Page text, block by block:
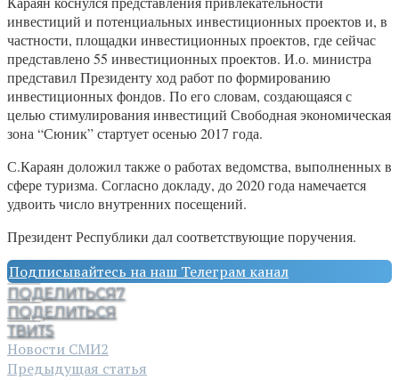
инвестиций и потенциальных инвестиционных проектов и, в
частности, площадки инвестиционных проектов, где сейчас
представлено 55 инвестиционных проектов. И.о. министра
представил Президенту ход работ по формированию
инвестиционных фондов. По его словам, создающаяся с
целью стимулирования инвестиций Свободная экономическая
зона “Сюник” стартует осенью 2017 года.
С.Караян доложил также о работах ведомства, выполненных в
сфере туризма. Согласно докладу, до 2020 года намечается
удвоить число внутренних посещений.
Президент Республики дал соответствующие поручения.
Подписывайтесь на наш Телеграм канал
ПОДЕЛИТЬСЯ7
ПОДЕЛИТЬСЯ
ТВИТ5
Новости СМИ2
Предыдущая статья